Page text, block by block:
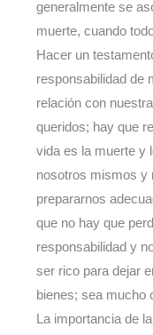
generalmente se
muerte, cuando
Hacer un
responsabilidad de
relación con
queridos; hay que
vida es la muerte y
nosotros mismos y
prepararnos
que no hay que
responsabilidad y
ser rico para dejar
bienes; sea mucho
La importancia de